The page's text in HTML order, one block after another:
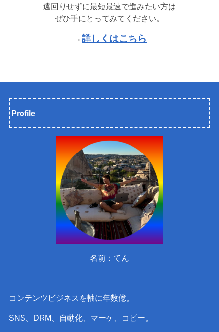
遠回りせずに最短最速で進みたい方は
ぜひ手にとってみてください。
→詳しくはこちら
Profile
名前：てん
コンテンツビジネスを軸に年数億。
SNS、DRM、自動化、マーケ、コピー。